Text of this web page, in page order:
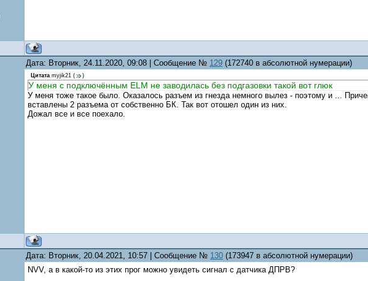
Дата: Вторник, 24.11.2020, 09:08 | Сообщение № 129 (172740 в абсолютной нумерации)
Цитата myjik21 ( )
У меня с подключённым ELM не заводилась без подгазовки такой вот глюк
У меня тоже такое было. Оказалось разъем из гнезда немного вылез - поэтому и ...
вставлены 2 разъема от собственно БК. Так вот отошел один из них.
Дожал все и все поехало.
Дата: Вторник, 20.04.2021, 10:57 | Сообщение № 130 (173947 в абсолютной нумерации)
NVV, а в какой-то из этих прог можно увидеть сигнал с датчика ДПРВ?